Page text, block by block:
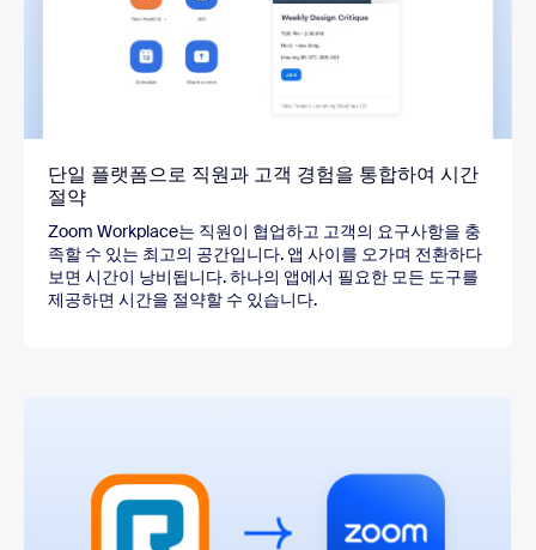
단일 플랫폼으로 직원과 고객 경험을 통합하여 시간
절약
Zoom Workplace는 직원이 협업하고 고객의 요구사항을 충
족할 수 있는 최고의 공간입니다. 앱 사이를 오가며 전환하다
보면 시간이 낭비됩니다. 하나의 앱에서 필요한 모든 도구를
제공하면 시간을 절약할 수 있습니다.